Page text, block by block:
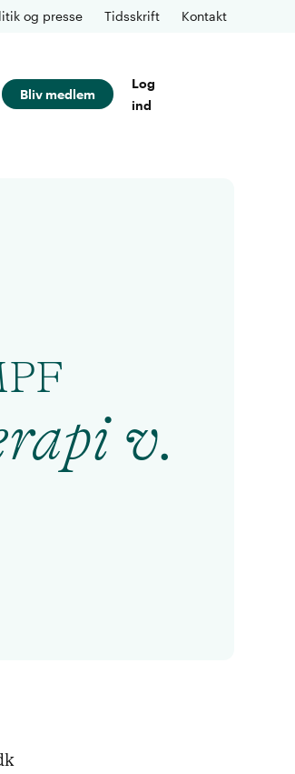
og presse Tidsskrift Kontakt
Bliv medlem
Log
ind
v.